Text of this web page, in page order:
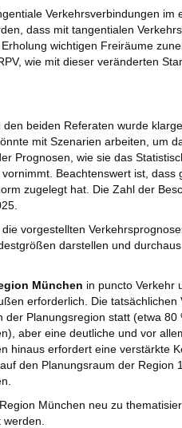
Verkehrsverbindungen im
dass mit tangentialen
wichtigen Freiräume
wie mit dieser veränderten
den beiden Referaten wurde
mit Szenarien arbeiten, um
Prognosen, wie sie das
Beachtenswert ist, dass
zugelegt hat. Die Zahl der
vorgestellten
darstellen und
München in puncto Verkehr
erforderlich. Die tatsächlichen
Planungsregion statt (etwa 80
aber eine deutliche und vor
hinaus erfordert eine verstärkte
den Planungsraum der Region
München neu zu